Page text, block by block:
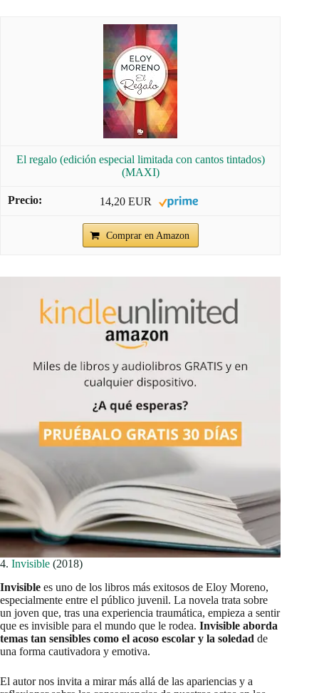
El regalo (edición especial limitada con cantos tintados)
(MAXI)
14,20 EUR
Comprar en Amazon
4. Invisible (2018)
Invisible es uno de los libros más exitosos de Eloy Moreno,
especialmente entre el público juvenil. La novela trata sobre
un joven que, tras una experiencia traumática, empieza a sentir
que es invisible para el mundo que le rodea. Invisible aborda
temas tan sensibles como el acoso escolar y la soledad de
una forma cautivadora y emotiva.
El autor nos invita a mirar más allá de las apariencias y a